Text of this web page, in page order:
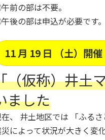
前の部は不要。
後の部は申込が必要です。
11 月 19 日 （土）開催
（仮称）井土
ました
、 井土地区では 「ふる
によって状況が大きく変